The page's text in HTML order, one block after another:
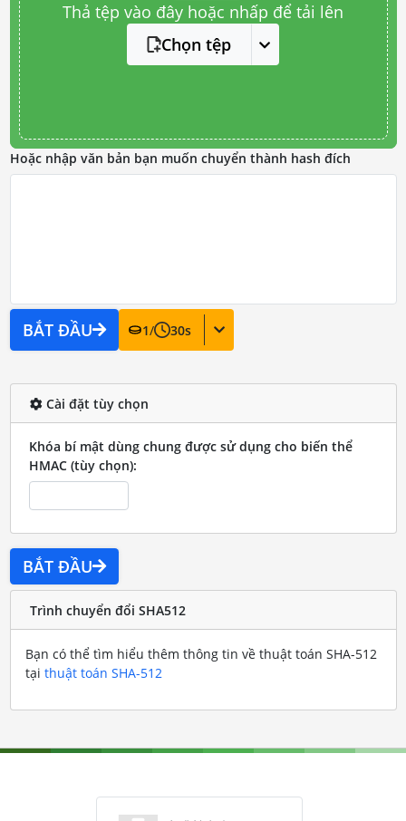
Thả tệp vào đây hoặc nhấp để tải lên
Chọn tệp
Hoặc nhập văn bản bạn muốn chuyển thành hash đích
BẮT ĐẦU 1/ 30s
Cài đặt tùy chọn
Khóa bí mật dùng chung được sử dụng cho biến thể
HMAC (tùy chọn):
BẮT ĐẦU
Trình chuyển đổi SHA512
Bạn có thể tìm hiểu thêm thông tin về thuật toán SHA-512
tại thuật toán SHA-512